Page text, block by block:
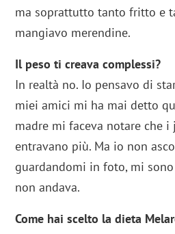
ma soprattutto tanto fritto e
mangiavo merendine.
Il peso ti creava complessi?
In realtà no. Io pensavo di
miei amici mi ha mai detto
madre mi faceva notare che i
entravano più. Ma io non
guardandomi in foto, mi
non andava.
Come hai scelto la dieta